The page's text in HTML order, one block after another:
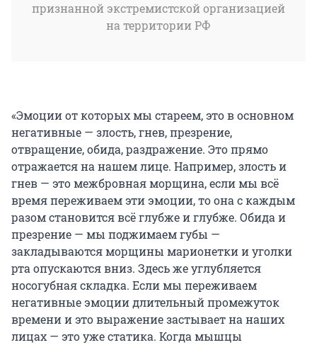
признанной экстремистской организацией
на территории РФ
«Эмоции от которых мы стареем, это в основном
негативные — злость, гнев, презрение,
отвращение, обида, раздражение. Это прямо
отражается на нашем лице. Например, злость и
гнев — это межбровная морщина, если мы всё
время переживаем эти эмоции, то она с каждым
разом становится всё глубже и глубже. Обида и
презрение — мы поджимаем губы —
закладываются морщины марионетки и уголки
рта опускаются вниз. Здесь же углубляется
носогубная складка. Если мы переживаем
негативные эмоции длительный промежуток
времени и это выражение застывает на наших
лицах — это уже статика. Когда мышцы